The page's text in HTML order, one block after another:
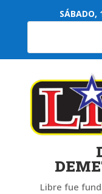
SÁBADO,
Libre fue